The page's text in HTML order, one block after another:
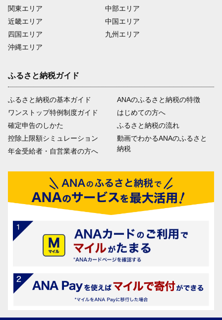
関東エリア
近畿エリア
四国エリア
沖縄エリア
中部エリア
中国エリア
九州エリア
ふるさと納税ガイド
ふるさと納税の基本ガイド
ワンストップ特例制度ガイド
確定申告のしかた
控除上限額シミュレーション
年金受給者・自営業者の方へ
ANAのふるさと納税の特徴
はじめての方へ
ふるさと納税の流れ
動画でわかるANAのふるさと
納税